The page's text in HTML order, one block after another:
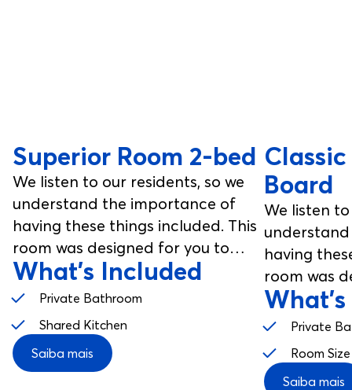
Superior Room 2-bed
We listen to our residents, so we
understand the importance of
having these things included. This
room was designed for you to
enjoy, from your studio room to
your communal spaces.
What's Included
Private Bathroom
Shared Kitchen
Saiba mais
Board
We listen
having
room was
enjoy, from
yourPrivate
Room
Saiba mais